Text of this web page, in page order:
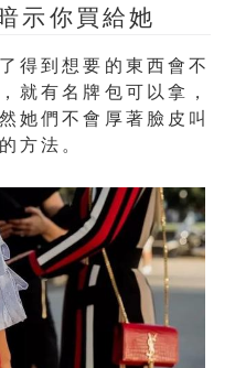
示你買給她
得到想要的東西會不
就有名牌包可以拿，
她們不會厚著臉皮叫
方法。